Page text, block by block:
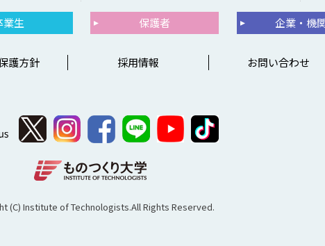
業生 保護者 企業・機
護方針 採用情報 お問い合わせ
(C) Institute of Technologists.All Rights Reserved.